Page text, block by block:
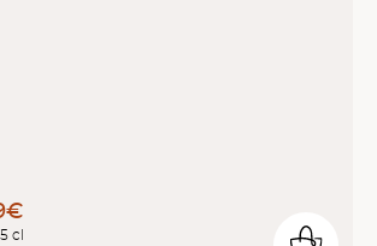
cl